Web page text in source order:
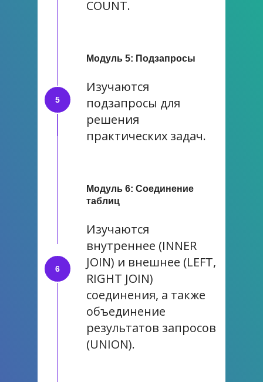
COUNT.
Модуль 5: Подзапросы
Изучаются
подзапросы для
решения
практических задач.
Модуль 6: Соединение
таблиц
Изучаются
внутреннее (INNER
JOIN) и внешнее (LEFT,
RIGHT JOIN)
соединения, а также
объединение
результатов запросов
(UNION).